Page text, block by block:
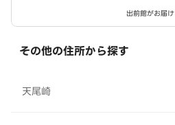
出前館がお届け
その他の住所から探す
天尾崎